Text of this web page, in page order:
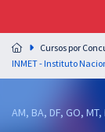
Residências
Preparação
residências em
Cursos por
AM, BA, DF, GO,